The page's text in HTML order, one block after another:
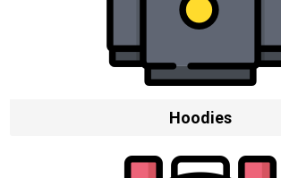
Hoodies